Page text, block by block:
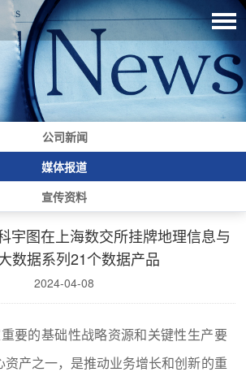
公司新闻
媒体报道
宣传资料
宇图在上海数交所挂牌地理信息与
数据系列21个数据产品
2024-04-08
要的基础性战略资源和关键性生产要
资产之一，是推动业务增长和创新的重